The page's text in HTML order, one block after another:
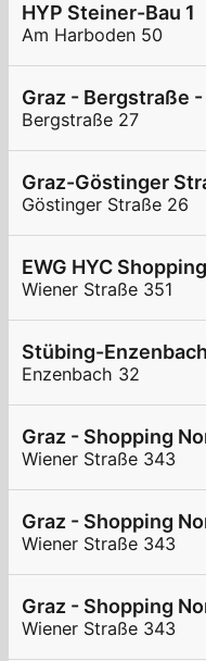
HYP Steiner-Bau 1
Am Harboden 50
Graz - Bergstraße
Bergstraße 27
Graz-Göstinger
Göstinger Straße 26
EWG HYC
Wiener Straße 351
Stübing-
Enzenbach 32
Graz - Shopping
Wiener Straße 343
Graz - Shopping
Wiener Straße 343
Graz - Shopping
Wiener Straße 343